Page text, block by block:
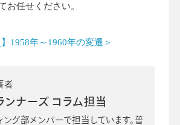
お任せください。
1958年～1960年の変遷＞
者
ンナーズ コラム担当
ング部メンバーで担当しています。普